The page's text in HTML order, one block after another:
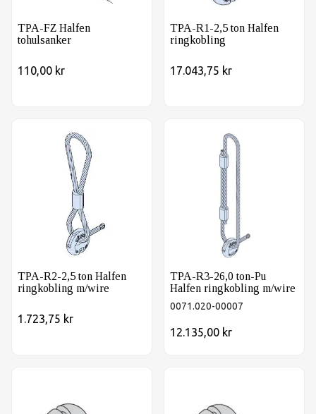
TPA-FZ Halfen
tohulsanker
110,00 kr
TPA-R1-2,5 ton Halfen
ringkobling
17.043,75 kr
TPA-R2-2,5 ton Halfen ringkobling m/wire
TPA-R2-2,5 ton Halfen
ringkobling m/wire
1.723,75 kr
TPA-R3-26,0 ton-Pu
TPA-R3-26,0 ton-Pu
Halfen ringkobling m/wire
0071.020-00007
12.135,00 kr